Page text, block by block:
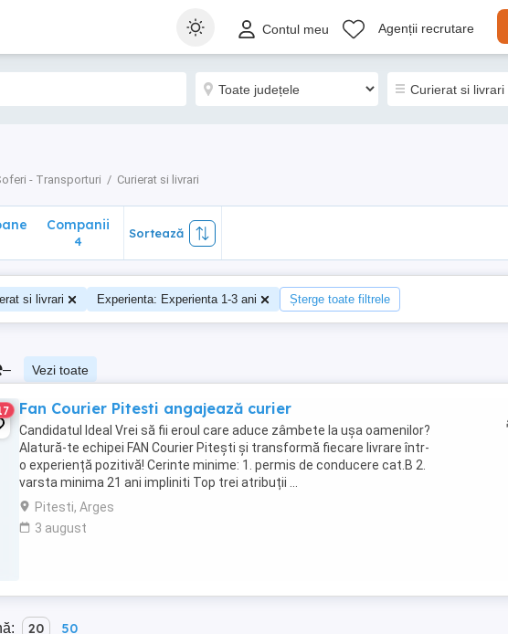
Contul meu Agenții recrutare
- Transporturi Curierat si livrari
Companii
4
Sortează
si livrari Experienta: Experienta 1-3 ani Șterge toate filtrele
– Vezi toate
Fan Courier Pitesti angajează curier
Candidatul Ideal Vrei să fii eroul care aduce zâmbete la ușa oamenilor?
Alatură-te echipei FAN Courier Pitești și transformă fiecare livrare într-
o experiență pozitivă! Cerinte minime: 1. permis de conducere cat.B 2.
varsta minima 21 ani impliniti Top trei atribuții ...
Pitesti, Arges
3 august
20 50